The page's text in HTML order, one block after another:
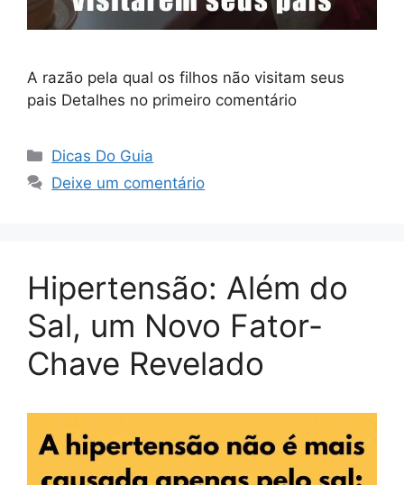
A razão pela qual os filhos não visitam seus
pais Detalhes no primeiro comentário
Categorias
Dicas Do Guia
Deixe um comentário
Hipertensão: Além do
Sal, um Novo Fator-
Chave Revelado